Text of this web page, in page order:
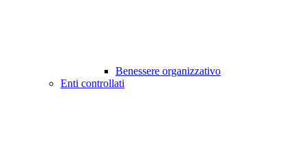
Benessere organizzativo
Enti controllati